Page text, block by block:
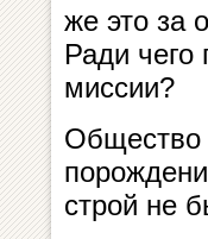
же это за
Ради
миссии?
Общество
строй не